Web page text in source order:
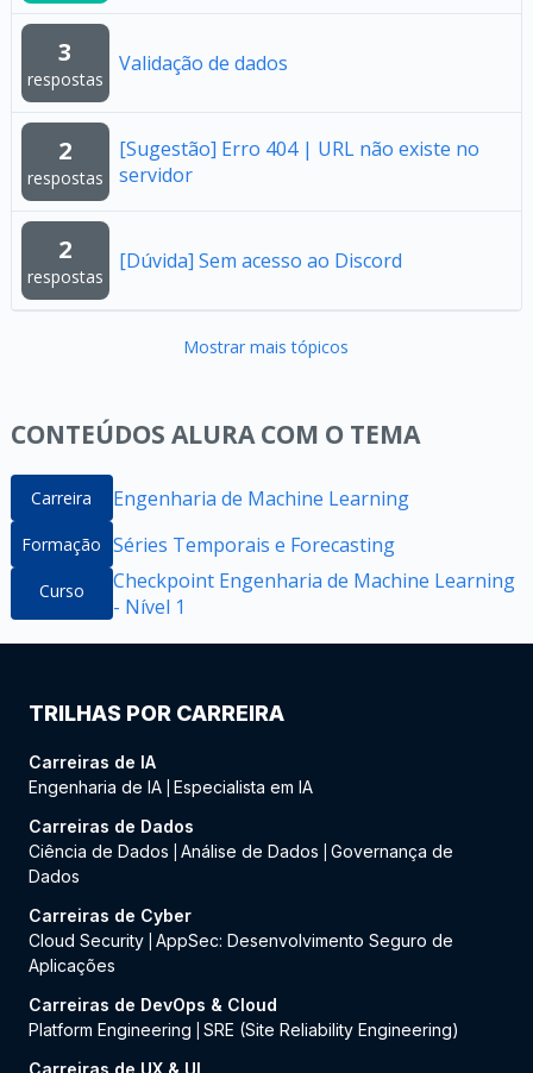
3
respostas
Validação de dados
2
respostas
[Sugestão] Erro 404 | URL não existe no
servidor
2
respostas
[Dúvida] Sem acesso ao Discord
Mostrar mais tópicos
CONTEÚDOS ALURA COM O TEMA
Carreira Engenharia de Machine Learning
Formação Séries Temporais e Forecasting
Curso
Checkpoint Engenharia de Machine Learning
- Nível 1
TRILHAS POR CARREIRA
Carreiras de IA
Engenharia de IA Especialista em IA
Carreiras de Dados
Ciência de Dados
Análise de Dados
Governança de
Dados
Carreiras de Cyber
Cloud Security AppSec: Desenvolvimento Seguro de
Aplicações
Carreiras de DevOps & Cloud
Platform Engineering
SRE (Site Reliability Engineering)
Carreiras de UX & UI